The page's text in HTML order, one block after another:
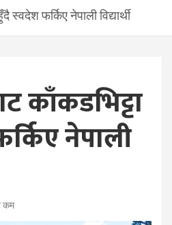
फर्किए नेपाली विद्यार्थी
काँकडभिट्टा
नेपाली
कम